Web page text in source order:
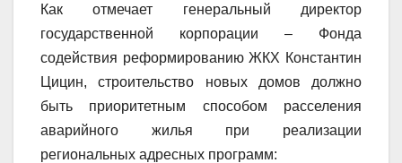
Как отмечает генеральный директор
государственной корпорации – Фонда
содействия реформированию ЖКХ Константин
Цицин, строительство новых домов должно
быть приоритетным способом расселения
аварийного жилья при реализации
региональных адресных программ: